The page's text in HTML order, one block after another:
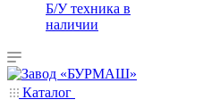
Б/У техника в
наличии
Каталог